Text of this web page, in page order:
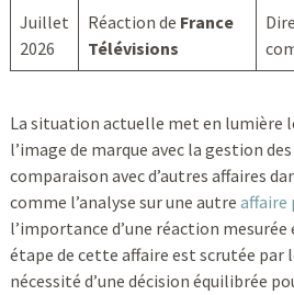
Juillet
2026
Réaction de France
Télévisions
La situation actuelle met en lumière
l’image de marque avec la gestion
comparaison avec d’autres affaires
comme l’analyse sur une autre affaire
l’importance d’une réaction mesurée
étape de cette affaire est scrutée par
nécessité d’une décision équilibrée